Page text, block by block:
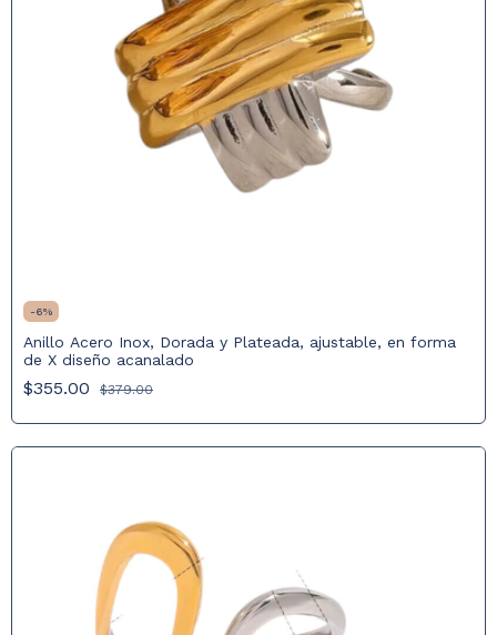
-6%
Anillo Acero Inox, Dorada y Plateada, ajustable, en forma
de X diseño acanalado
$355.00 $379.00